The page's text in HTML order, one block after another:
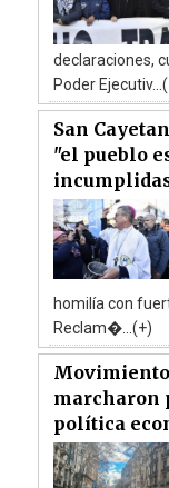
declaraciones,
Poder
San
"el pueblo
homilía con
Reclam�...(+)
marcharon
política